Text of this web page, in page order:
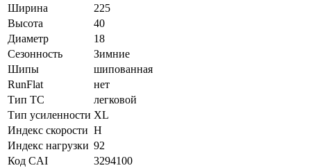
Ширина
225
Высота
40
Диаметр
18
Сезонность
Зимние
Шипы
шипованная
RunFlat
нет
Тип ТС
легковой
Тип усиленности XL
Индекс скорости H
Индекс нагрузки 92
Код CAI
3294100